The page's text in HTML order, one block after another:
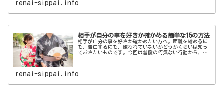
renai-sippai.info
相手が自分の事を好きか確かめる簡単な15の方法
相手が自分の事を好きか確かめたい方へ。距離を縮めるに
も、告白するにも、嫌われていないかどうかくらいは知っ
ておきたいものです。今回は普段の何気ない行動から、相
renai-sippai.info